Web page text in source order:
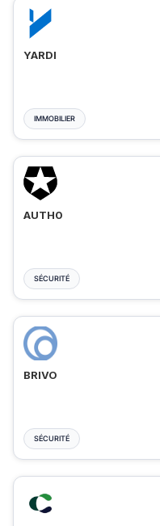
YARDI
IMMOBILIER
AUTH0
SÉCURITÉ
BRIVO
SÉCURITÉ